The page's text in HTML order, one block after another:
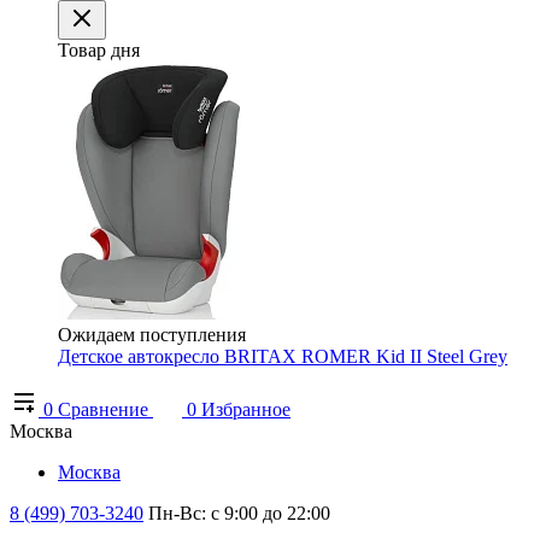
Товар дня
Ожидаем поступления
Детское автокресло BRITAX ROMER Kid II Steel Grey
0 Сравнение 0 Избранное
Москва
Москва
8 (499) 703-3240 Пн-Вс: с 9:00 до 22:00